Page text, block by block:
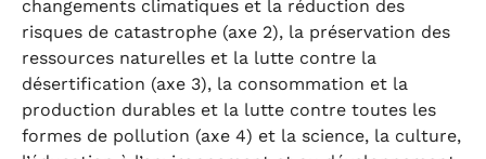
changements climatiques et la réduction des
risques de catastrophe (axe 2), la préservation des
ressources naturelles et la lutte contre la
désertification (axe 3), la consommation et la
production durables et la lutte contre toutes les
formes de pollution (axe 4) et la science, la culture,